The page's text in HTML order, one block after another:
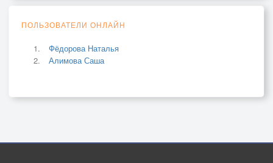
ПОЛЬЗОВАТЕЛИ ОНЛАЙН
Фёдорова Наталья
Алимова Саша